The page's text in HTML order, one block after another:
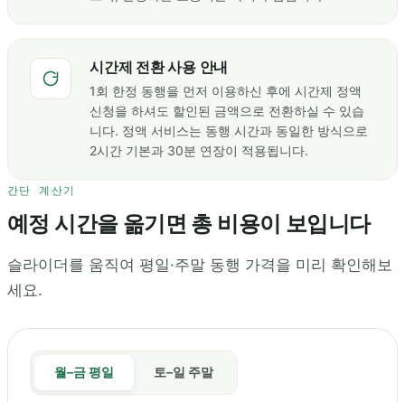
시간제 전환 사용 안내
1회 한정 동행을 먼저 이용하신 후에 시간제 정액
신청을 하셔도 할인된 금액으로 전환하실 수 있습
니다. 정액 서비스는 동행 시간과 동일한 방식으로
2시간 기본과 30분 연장이 적용됩니다.
간단 계산기
예정 시간을 옮기면 총 비용이 보입니다
슬라이더를 움직여 평일·주말 동행 가격을 미리 확인해보
세요.
월–금 평일 토–일 주말